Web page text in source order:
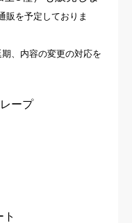
販を予定しておりま
、内容の変更の対応を
ープ